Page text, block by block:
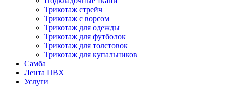
Трикотаж стрейч
Трикотаж с ворсом
Трикотаж для одежды
Трикотаж для футболок
Трикотаж для толстовок
Трикотаж для купальников
Самба
Лента ПВХ
Услуги